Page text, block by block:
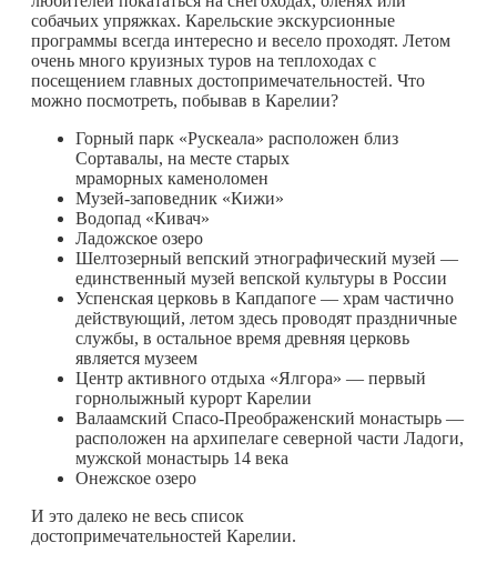
собачьих упряжках. Карельские экскурсионные
программы всегда интересно и весело проходят. Летом
очень много круизных туров на теплоходах с
посещением главных достопримечательностей. Что
можно посмотреть, побывав в Карелии?
Горный парк «Рускеала» расположен близ
Сортавалы, на месте старых
мраморных каменоломен
Музей-заповедник «Кижи»
Водопад «Кивач»
Ладожское озеро
Шелтозерный вепский этнографический музей —
единственный музей вепской культуры в России
Успенская церковь в Капдапоге — храм частично
действующий, летом здесь проводят праздничные
службы, в остальное время древняя церковь
является музеем
Центр активного отдыха «Ялгора» — первый
горнолыжный курорт Карелии
Валаамский Спасо-Преображенский монастырь —
расположен на архипелаге северной части Ладоги,
мужской монастырь 14 века
Онежское озеро
И это далеко не весь список
достопримечательностей Карелии.